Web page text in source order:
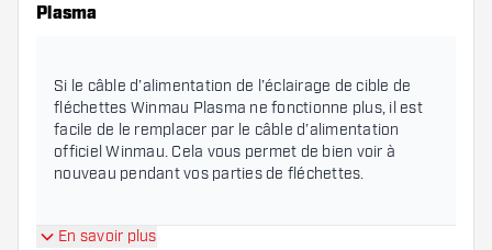
Plasma
Si le câble d’alimentation de l’éclairage de cible de
fléchettes Winmau Plasma ne fonctionne plus, il est
facile de le remplacer par le câble d’alimentation
officiel Winmau. Cela vous permet de bien voir à
nouveau pendant vos parties de fléchettes.
En savoir plus